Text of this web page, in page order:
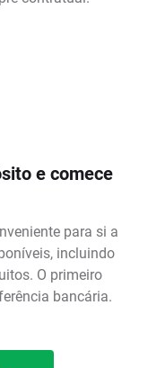
e comece
para si a
incluindo
O primeiro
bancária.